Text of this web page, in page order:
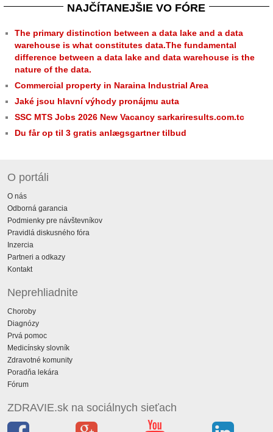
NAJČÍTANEJŠIE VO FÓRE
The primary distinction between a data lake and a data
warehouse is what constitutes data.The fundamental
difference between a data lake and data warehouse is the
nature of the data.
Commercial property in Naraina Industrial Area
Jaké jsou hlavní výhody pronájmu auta
SSC MTS Jobs 2026 New Vacancy sarkariresults.com.tc
Du får op til 3 gratis anlægsgartner tilbud
O portáli
O nás
Odborná garancia
Podmienky pre návštevníkov
Pravidlá diskusného fóra
Inzercia
Partneri a odkazy
Kontakt
Neprehliadnite
Choroby
Diagnózy
Prvá pomoc
Medicínsky slovník
Zdravotné komunity
Poradňa lekára
Fórum
ZDRAVIE.sk na sociálnych sieťach